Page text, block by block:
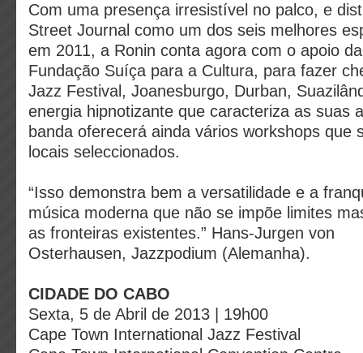
Com uma presença irresistível no palco, e
Street Journal como um dos seis melhores
em 2011, a Ronin conta agora com o apoio
Fundação Suíça para a Cultura, para fazer
Jazz Festival, Joanesburgo, Durban,
energia hipnotizante que caracteriza as suas
banda oferecerá ainda vários workshops que
locais seleccionados.
“Isso demonstra bem a versatilidade e a
música moderna que não se impõe limites
as fronteiras existentes.” Hans-Jurgen von
Osterhausen, Jazzpodium (Alemanha).
CIDADE DO CABO
Sexta, 5 de Abril de 2013 | 19h00
Cape Town International Jazz Festival